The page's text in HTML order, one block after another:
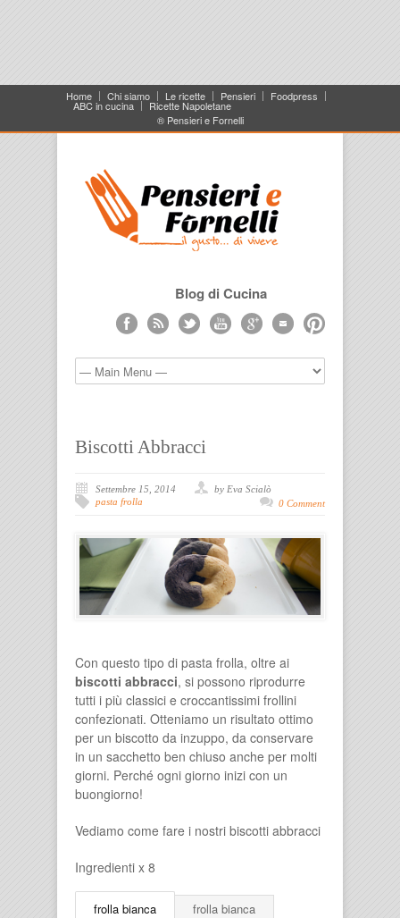
Home Chi siamo Le ricette Pensieri Foodpress
ABC in cucina
Ricette Napoletane
® Pensieri e Fornelli
Blog di Cucina
Biscotti Abbracci
Settembre 15, 2014
by Eva Scialò
pasta frolla
0 Comment
Con questo tipo di pasta frolla, oltre ai
biscotti abbracci, si possono riprodurre
tutti i più classici e croccantissimi frollini
confezionati. Otteniamo un risultato ottimo
per un biscotto da inzuppo, da conservare
in un sacchetto ben chiuso anche per molti
giorni. Perché ogni giorno inizi con un
buongiorno!
Vediamo come fare i nostri biscotti abbracci
Ingredienti x 8
frolla bianca
frolla bianca